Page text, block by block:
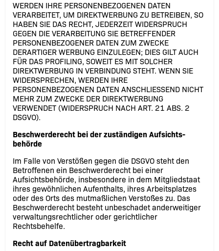
WERDEN IHRE PERSONENBEZOGENEN DATEN
VERARBEITET, UM DIREKTWERBUNG ZU BETREIBEN, SO
HABEN SIE DAS RECHT, JEDERZEIT WIDERSPRUCH
GEGEN DIE VERARBEITUNG SIE BETREFFENDER
PERSONENBEZOGENER DATEN ZUM ZWECKE
DERARTIGER WERBUNG EINZULEGEN; DIES GILT AUCH
FÜR DAS PROFILING, SOWEIT ES MIT SOLCHER
DIREKTWERBUNG IN VERBINDUNG STEHT. WENN SIE
WIDERSPRECHEN, WERDEN IHRE
PERSONENBEZOGENEN DATEN ANSCHLIESSEND NICHT
MEHR ZUM ZWECKE DER DIREKTWERBUNG
VERWENDET (WIDERSPRUCH NACH ART. 21 ABS. 2
DSGVO).
Beschwerde­recht bei der zuständigen Aufsichts­
behörde
Im Falle von Verstößen gegen die DSGVO steht den
Betroffenen ein Beschwerderecht bei einer
Aufsichtsbehörde, insbesondere in dem Mitgliedstaat
ihres gewöhnlichen Aufenthalts, ihres Arbeitsplatzes
oder des Orts des mutmaßlichen Verstoßes zu. Das
Beschwerderecht besteht unbeschadet anderweitiger
verwaltungsrechtlicher oder gerichtlicher
Rechtsbehelfe.
Recht auf Daten­übertrag­barkeit